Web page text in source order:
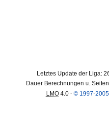
Letztes Update der Liga:
Dauer Berechnungen u.
LMO4.0 - © 1997-